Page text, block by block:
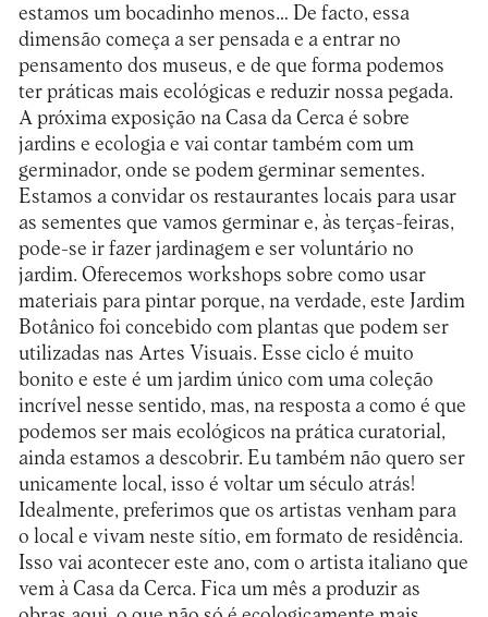
estamos um bocadinho menos… De facto, essa
dimensão começa a ser pensada e a entrar no
pensamento dos museus, e de que forma podemos
ter práticas mais ecológicas e reduzir nossa pegada.
A próxima exposição na Casa da Cerca é sobre
jardins e ecologia e vai contar também com um
germinador, onde se podem germinar sementes.
Estamos a convidar os restaurantes locais para usar
as sementes que vamos germinar e, às terças-feiras,
pode-se ir fazer jardinagem e ser voluntário no
jardim. Oferecemos workshops sobre como usar
materiais para pintar porque, na verdade, este Jardim
Botânico foi concebido com plantas que podem ser
utilizadas nas Artes Visuais. Esse ciclo é muito
bonito e este é um jardim único com uma coleção
incrível nesse sentido, mas, na resposta a como é que
podemos ser mais ecológicos na prática curatorial,
ainda estamos a descobrir. Eu também não quero ser
unicamente local, isso é voltar um século atrás!
Idealmente, preferimos que os artistas venham para
o local e vivam neste sítio, em formato de residência.
Isso vai acontecer este ano, com o artista italiano que
vem à Casa da Cerca. Fica um mês a produzir as